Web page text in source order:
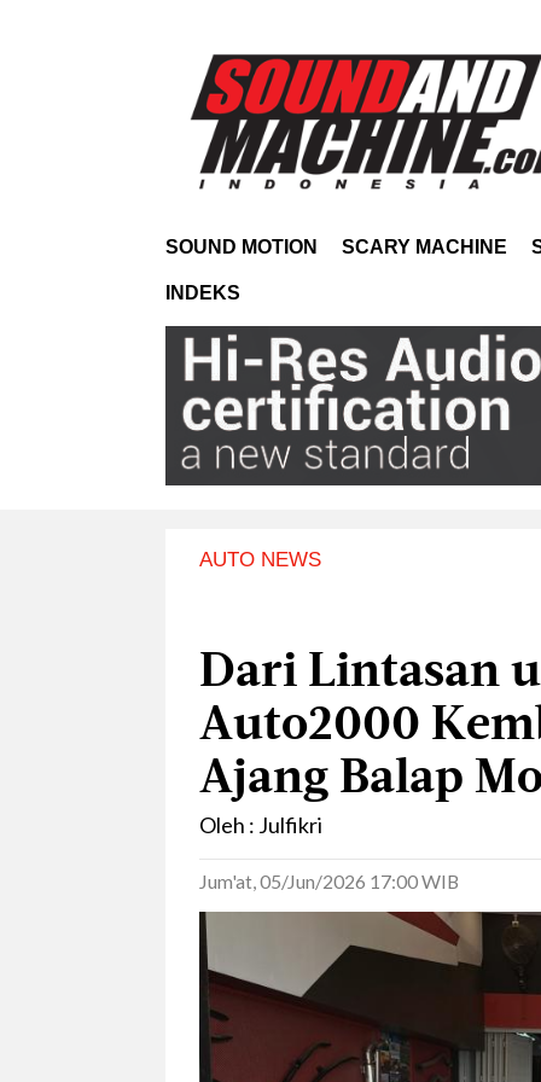
SOUND MOTION SCARY MACHINE
INDEKS
AUTO NEWS
Dari Lintasan
Auto2000
Ajang Balap
Oleh : Julfikri
Jum'at, 05/Jun/2026 17:00 WIB